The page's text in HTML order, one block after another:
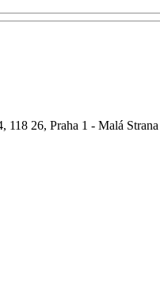
118 26, Praha 1 - Malá Strana